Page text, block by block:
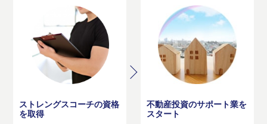
ストレングスコーチの資格
を取得
不動産投資のサポート業を
スタート